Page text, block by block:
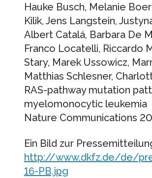
Hauke Busch, Melanie
Kilik, Jens Langstein,
Albert Catalá, Barbara De
Franco Locatelli, Riccardo
Stary, Marek Ussowicz,
Matthias Schlesner,
RAS-pathway mutation
myelomonocytic leukemia
Nature Communications
Ein Bild zur
http://www.dkfz.de/de/
16-PB.jpg